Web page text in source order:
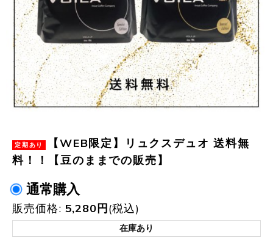
【WEB限定】リュクスデュオ 送料無
料！！【豆のままでの販売】
通常購入
販売価格: 5,280円(税込)
在庫あり